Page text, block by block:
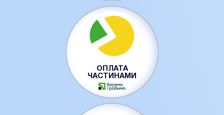
ОПЛАТА
ЧАСТИНАМИ